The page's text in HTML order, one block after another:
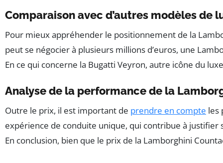
Comparaison avec d’autres modèles de
Pour mieux appréhender le positionnement de la
peut se négocier à plusieurs millions d’euros, une
En ce qui concerne la Bugatti Veyron, autre icône du
Analyse de la performance de la
Outre le prix, il est important de prendre en compte les
expérience de conduite unique, qui contribue à justifier
En conclusion, bien que le prix de la Lamborghini